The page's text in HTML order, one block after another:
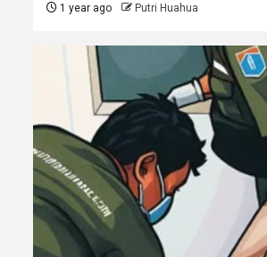
1 year ago Putri Huahua